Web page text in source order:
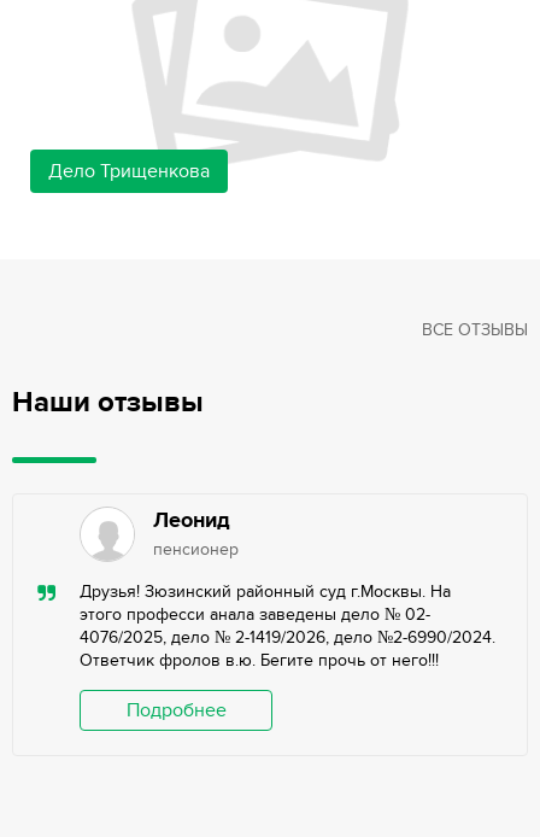
Дело Трищенкова
Наши отзывы
ВСЕ ОТЗЫВЫ
Леонид
пенсионер
Друзья! Зюзинский районный суд г.Москвы. На
этого професси анала заведены дело № 02-
4076/2025, дело № 2-1419/2026, дело №2-6990/2024.
Ответчик фролов в.ю. Бегите прочь от него!!!
Подробнее